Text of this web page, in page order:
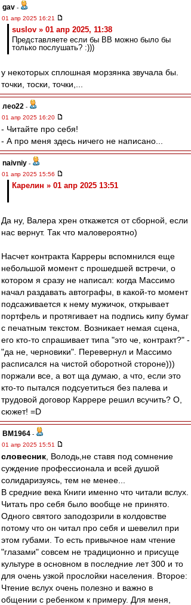
gav -
01 апр 2025 16:21
suslov » 01 апр 2025, 11:38
Представляете если бы ВВ можно было бы
только послушать? :)))
у некоторых сплошная морзянка звучала бы.
точки, тоски, точки,...
лео22 -
01 апр 2025 16:20
- Читайте про себя!
- А про меня здесь ничего не написано...
naivniy -
01 апр 2025 15:56
Карелин » 01 апр 2025 13:51
Да ну, Валера хрен откажется от сборной, если
нас вернут. Так что маловероятно)
Насчет контракта Карреры вспомнился еще
небольшой момент с прошедшей встречи, о
котором я сразу не написал: когда Массимо
начал раздавать автографы, в какой-то момент
подсаживается к нему мужичок, открывает
портфель и протягивает на подпись кипу бумаг
с печатным текстом. Возникает немая сцена,
его кто-то спрашивает типа "это че, контракт?" -
"да не, черновики". Перевернул и Массимо
расписался на чистой оборотной стороне)))
поржали все, а вот ща думаю, а что, если это
кто-то пытался подсуетиться без палева и
трудовой договор Каррере решил всучить? О,
сюжет! =D
BM1964 -
01 апр 2025 15:51
словесник , Володь,не ставя под сомнение
суждение профессионала и всей душой
солидаризуясь, тем не менее...
В средние века Книги именно что читали вслух.
Читать про себя было вообще не принято.
Одного святого заподозрили в колдовстве
потому что он читал про себя и шевелил при
этом губами. То есть привычное нам чтение
"глазами" совсем не традиционно и присуще
культуре в основном в последние лет 300 и то
для очень узкой прослойки населения. Второе:
Чтение вслух очень полезно и важно в
общении с ребенком к примеру. Для меня,